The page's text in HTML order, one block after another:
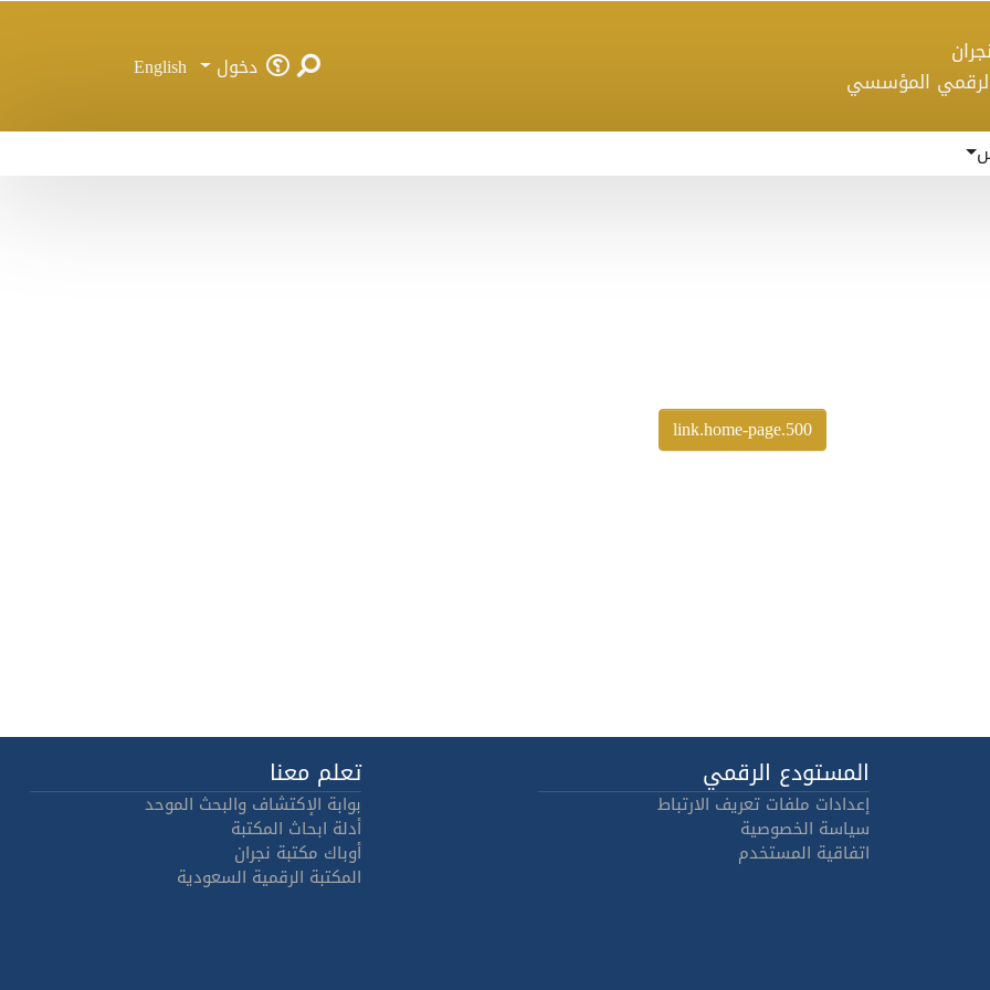
المؤسسي
دخول English
500.link.home-page
المستودع الرقمي
إعدادات ملفات تعريف الارتباط
سياسة الخصوصية
اتفاقية المستخدم
تعلم معنا
بوابة الإكتشاف والبحث الموحد
أدلة ابحاث المكتبة
أوباك مكتبة نجران
المكتبة الرقمية السعودية